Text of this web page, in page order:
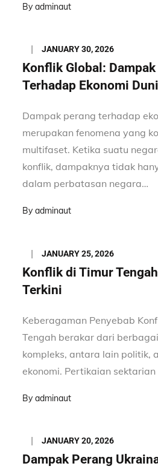
Byadminaut
Posted
on
JANUARY 30, 2026
Konflik Global:
Terhadap Ekonomi
Dampak perang terhadap
merupakan fenomena yang
multifaset. Ketika suatu
konflik, dampaknya tidak
dalam perbatasan negara…
Byadminaut
Posted
on
JANUARY 25, 2026
Konflik di Timur
Terkini
Keberagaman Penyebab
Tengah berakar dari
kompleks, antara lain politik,
ekonomi. Pertikaian
Byadminaut
Posted
on
JANUARY 20, 2026
Dampak Perang